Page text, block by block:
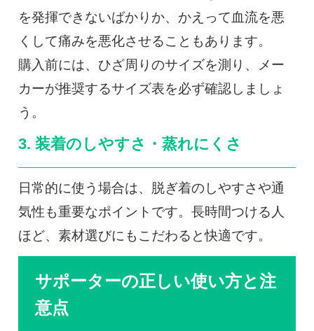
を発揮できないばかりか、かえって血流を悪
くして痛みを悪化させることもあります。
購入前には、ひざ周りのサイズを測り、メー
カーが推奨するサイズ表を必ず確認しましょ
う。
3. 装着のしやすさ・蒸れにくさ
日常的に使う場合は、脱ぎ着のしやすさや通
気性も重要なポイントです。長時間つける人
ほど、素材選びにもこだわると快適です。
サポーターの正しい使い方と注
意点